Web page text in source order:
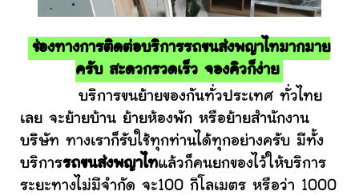
ช่องทางการติดต่อบริการรถขนส่งพญาไทมากมาย
ครับ สะดวกรวดเร็ว จองคิวก็ง่าย
บริการขนย้ายของกันทั่วประเทศ ทั่วไทย
เลย จะย้ายบ้าน ย้ายห้องพัก หรือย้ายสำนักงาน
บริษัท ทางเราก็รับใช้ทุกท่านได้ทุกอย่างครับ มีทั้ง
บริการรถขนส่งพญาไทแล้วก็คนยกของไว้ให้บริการ
ระยะทางไม่มีจำกัด จะ100 กิโลเมตร หรือว่า 1000